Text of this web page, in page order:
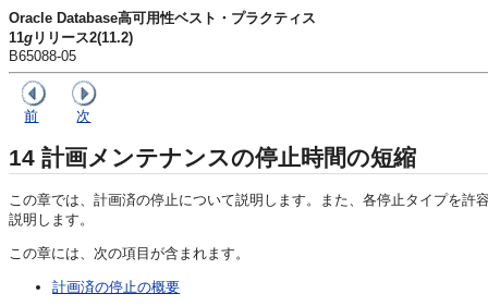
Oracle Database高可用性ベスト・プラクティス
11g リリース2(11.2)
B65088-05
前 次
14 計画メンテナンスの停止時間の短縮
この章では、計画済の停止について説明します。また、各停止タイプを
説明します。
この章には、次の項目が含まれます。
計画済の停止の概要